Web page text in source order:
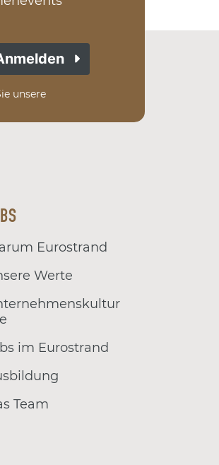
unsere
Eurostrand
Werte
im Eurostrand
Team